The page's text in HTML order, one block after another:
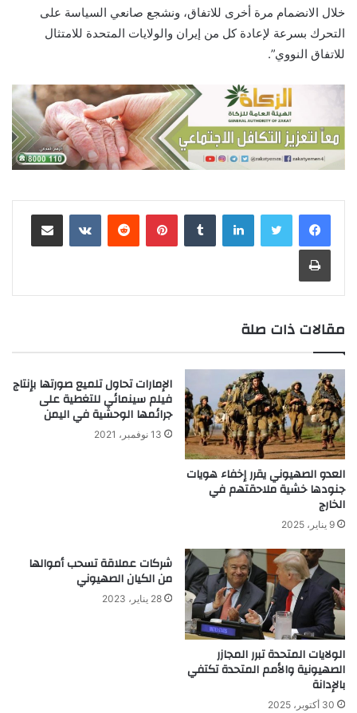
خلال الانضمام مرة أخرى للاتفاق، ونشجع صانعي السياسة على
التحرك بسرعة لإعادة كل من إيران والولايات المتحدة للامتثال
للاتفاق النووي”.
لينكدإن بينتيريست
مقالات ذات صلة
العدو الصهيوني يقرر إخفاء هويات
جنودها خشية ملاحقتهم في
الخارج
9 يناير، 2025
الإمارات تحاول تلميع صورتها بإنتاج
فيلم سينمائي للتغطية على
جرائمها الوحشية في اليمن
13 نوفمبر، 2021
الولايات المتحدة تبرر المجازر
الصهيونية والأمم المتحدة تكتفي
بالإدانة
30 أكتوبر، 2025
شركات عملاقة تسحب أموالها
من الكيان الصهيوني
28 يناير، 2023